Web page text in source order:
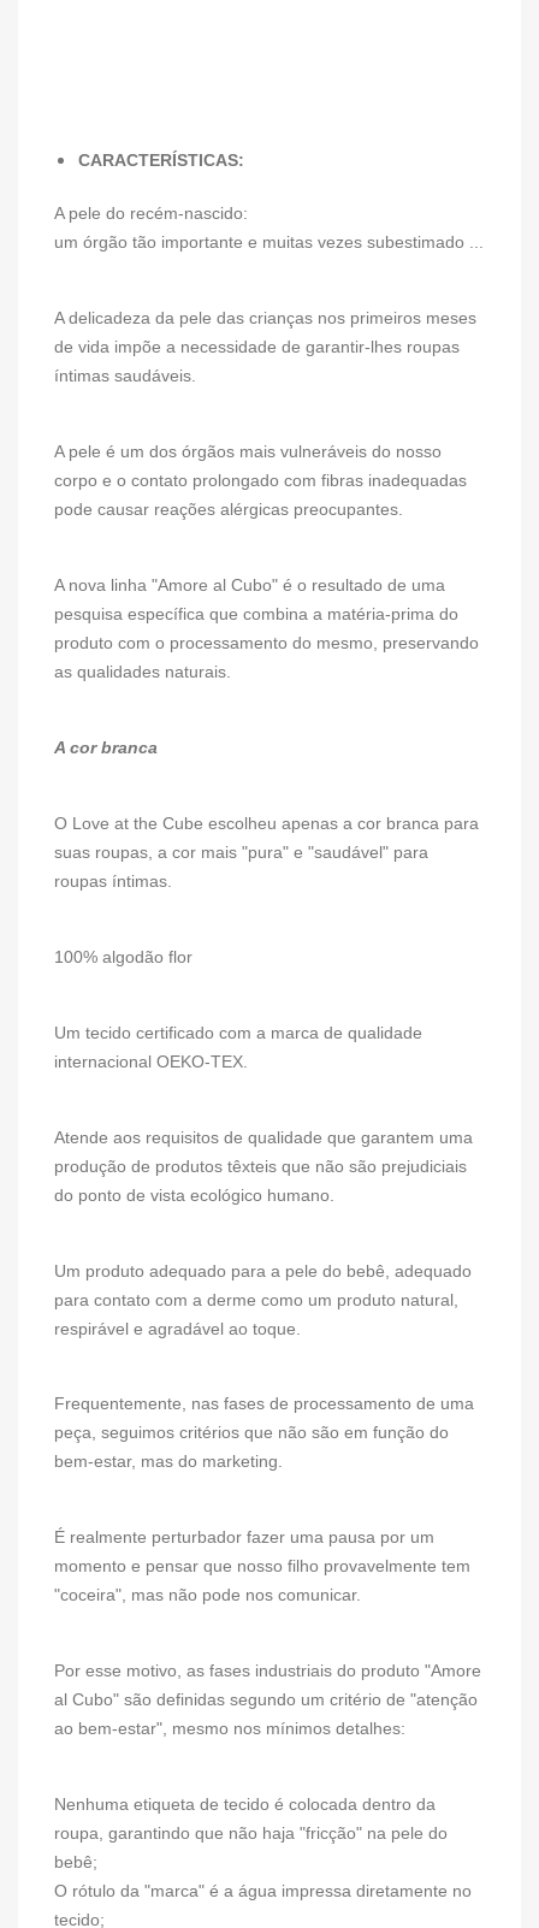
CARACTERÍSTICAS:
A pele do recém-nascido:
um órgão tão importante e muitas vezes subestimado ...
A delicadeza da pele das crianças nos primeiros meses
de vida impõe a necessidade de garantir-lhes roupas
íntimas saudáveis.
A pele é um dos órgãos mais vulneráveis ​​do nosso
corpo e o contato prolongado com fibras inadequadas
pode causar reações alérgicas preocupantes.
A nova linha "Amore al Cubo" é o resultado de uma
pesquisa específica que combina a matéria-prima do
produto com o processamento do mesmo, preservando
as qualidades naturais.
A cor branca
O Love at the Cube escolheu apenas a cor branca para
suas roupas, a cor mais "pura" e "saudável" para
roupas íntimas.
100% algodão flor
Um tecido certificado com a marca de qualidade
internacional OEKO-TEX.
Atende aos requisitos de qualidade que garantem uma
produção de produtos têxteis que não são prejudiciais
do ponto de vista ecológico humano.
Um produto adequado para a pele do bebê, adequado
para contato com a derme como um produto natural,
respirável e agradável ao toque.
Frequentemente, nas fases de processamento de uma
peça, seguimos critérios que não são em função do
bem-estar, mas do marketing.
É realmente perturbador fazer uma pausa por um
momento e pensar que nosso filho provavelmente tem
"coceira", mas não pode nos comunicar.
Por esse motivo, as fases industriais do produto "Amore
al Cubo" são definidas segundo um critério de "atenção
ao bem-estar", mesmo nos mínimos detalhes:
Nenhuma etiqueta de tecido é colocada dentro da
roupa, garantindo que não haja "fricção" na pele do
bebê;
O rótulo da "marca" é a água impressa diretamente no
tecido;